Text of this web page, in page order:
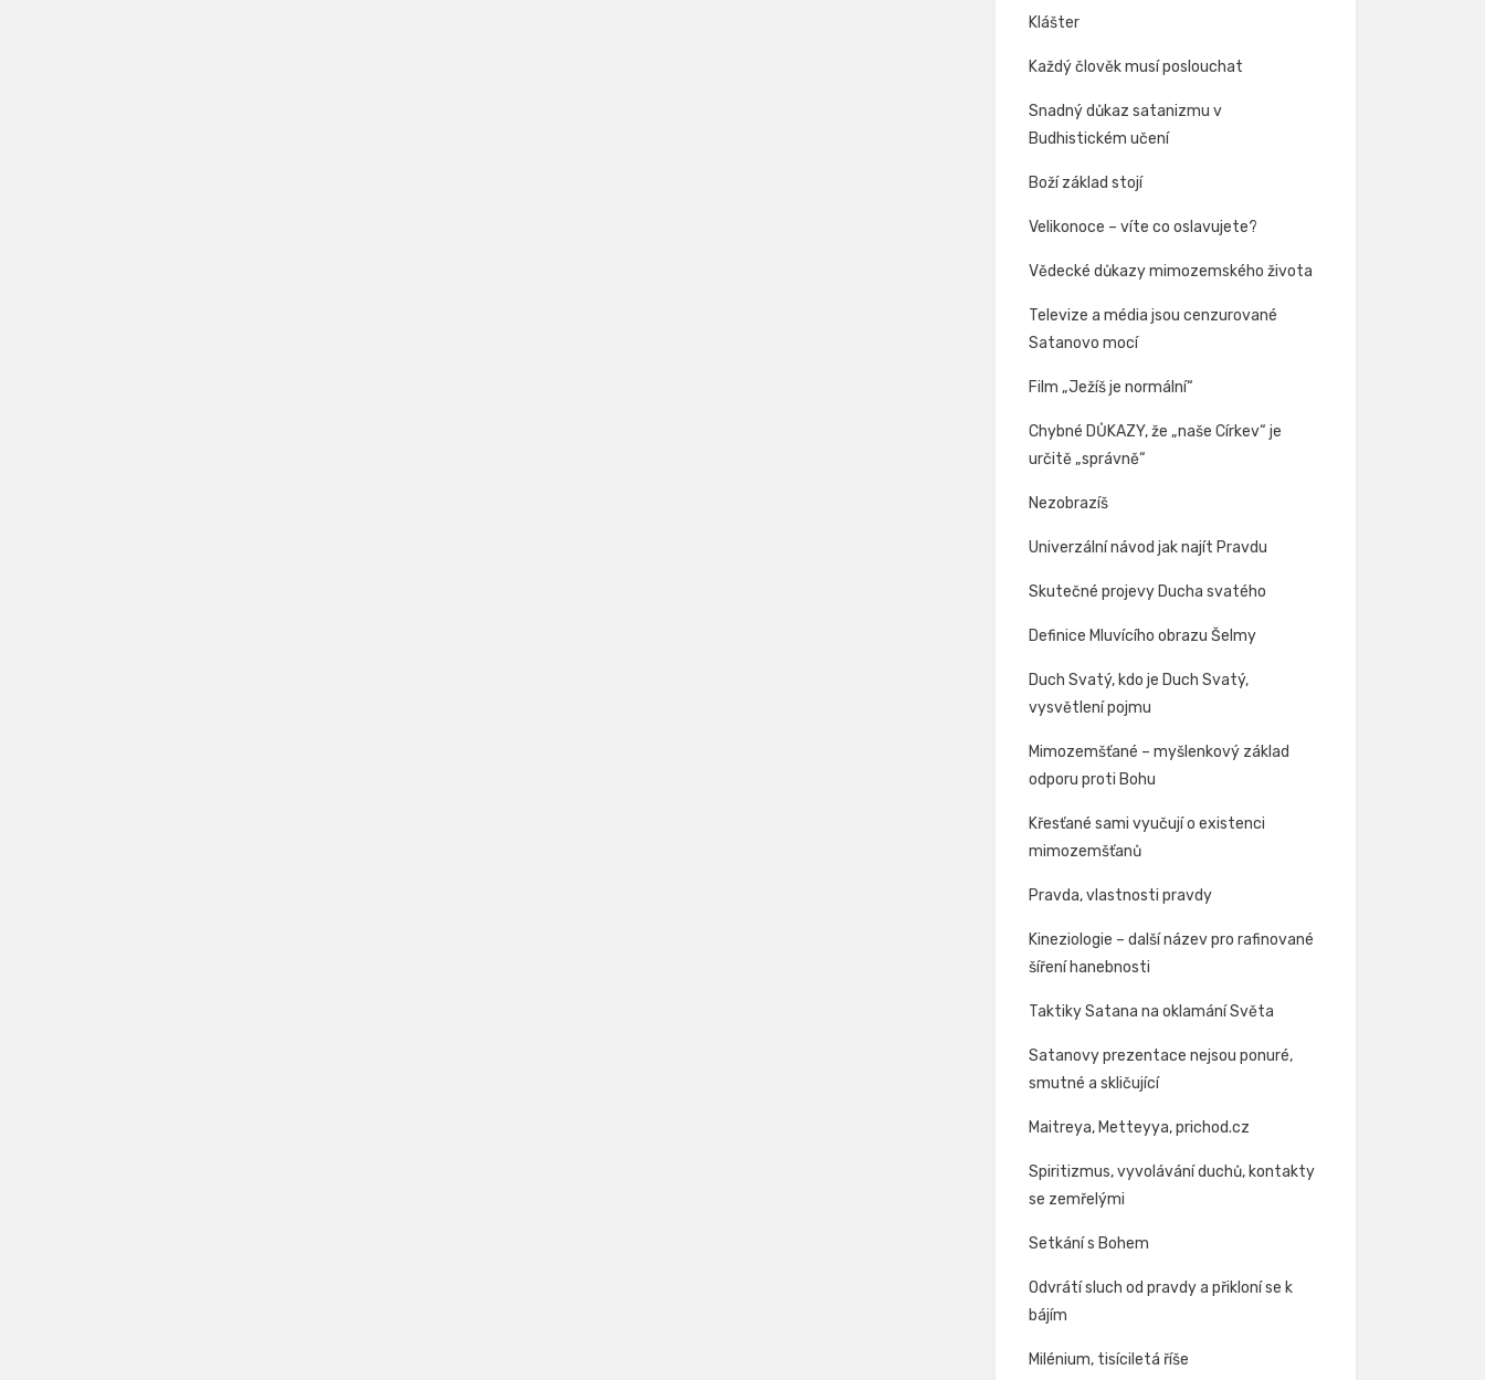
Klášter
Každý člověk musí poslouchat
Snadný důkaz satanizmu v
Budhistickém učení
Boží základ stojí
Velikonoce – víte co oslavujete?
Vědecké důkazy mimozemského života
Televize a média jsou cenzurované
Satanovo mocí
Film „Ježíš je normální“
Chybné DŮKAZY, že „naše Církev“ je
určitě „správně“
Nezobrazíš
Univerzální návod jak najít Pravdu
Skutečné projevy Ducha svatého
Definice Mluvícího obrazu Šelmy
Duch Svatý, kdo je Duch Svatý,
vysvětlení pojmu
Mimozemšťané – myšlenkový základ
odporu proti Bohu
Křesťané sami vyučují o existenci
mimozemšťanů
Pravda, vlastnosti pravdy
Kineziologie – další název pro rafinované
šíření hanebnosti
Taktiky Satana na oklamání Světa
Satanovy prezentace nejsou ponuré,
smutné a skličující
Maitreya, Metteyya, prichod.cz
Spiritizmus, vyvolávání duchů, kontakty
se zemřelými
Setkání s Bohem
Odvrátí sluch od pravdy a přikloní se k
bájím
Milénium, tisíciletá říše